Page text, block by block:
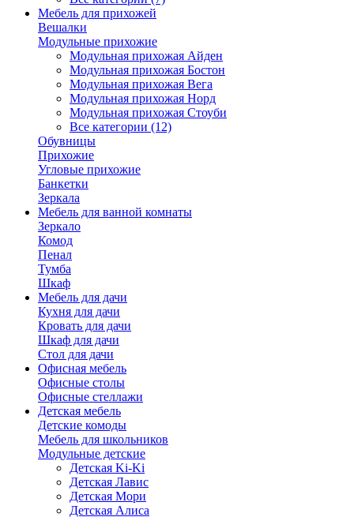
Мебель для прихожей
Вешалки
Модульные прихожие
Модульная прихожая Айден
Модульная прихожая Бостон
Модульная прихожая Вега
Модульная прихожая Норд
Модульная прихожая Стоуби
Все категории (12)
Обувницы
Прихожие
Угловые прихожие
Банкетки
Зеркала
Мебель для ванной комнаты
Зеркало
Комод
Пенал
Тумба
Шкаф
Мебель для дачи
Кухня для дачи
Кровать для дачи
Шкаф для дачи
Стол для дачи
Офисная мебель
Офисные столы
Офисные стеллажи
Детская мебель
Детские комоды
Мебель для школьников
Модульные детские
Детская Ki-Ki
Детская Лавис
Детская Мори
Детская Алиса